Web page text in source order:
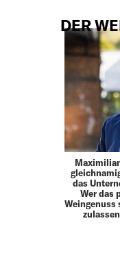
DER
das
Wer das
Weingenuss